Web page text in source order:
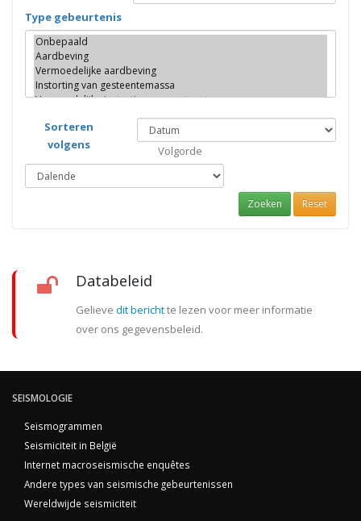
Type gebeurtenis
Sorteren
volgens
Volgorde
Zoeken Reset
Databeleid
Gelieve dit berichtte lezen voor meer informatie
over ons gegevensbeleid.
SEISMOLOGIE
Seismogrammen
Seismiciteit in België
Internet macroseismische enquêtes
Andere types van seismische gebeurtenissen
Wereldwijde seismiciteit